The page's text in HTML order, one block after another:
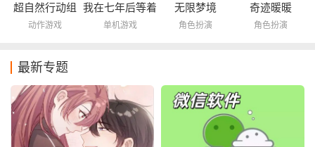
超自然行动组
动作游戏
我在七年后等着
你
单机游戏
无限梦境
角色扮演
奇迹暖暖
角色扮演
最新专题